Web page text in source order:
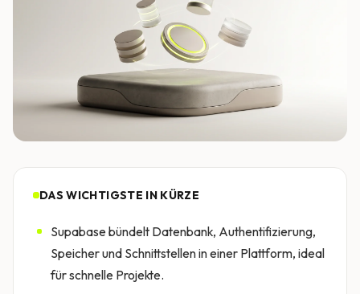
DAS WICHTIGSTE IN KÜRZE
Supabase bündelt Datenbank, Authentifizierung,
Speicher und Schnittstellen in einer Plattform, ideal
für schnelle Projekte.